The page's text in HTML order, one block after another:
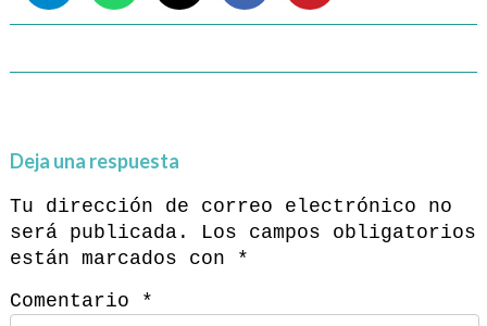
Deja una respuesta
Tu dirección de correo electrónico no
será publicada.
Los campos obligatorios
están marcados con
*
Comentario
*